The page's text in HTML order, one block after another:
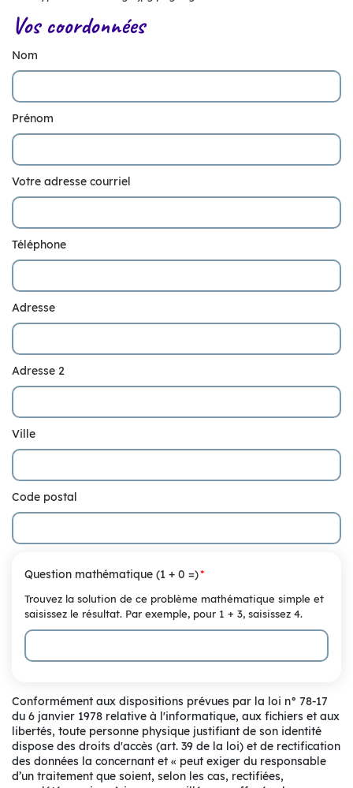
Vos coordonnées
Nom
Prénom
Votre adresse courriel
Téléphone
Adresse
Adresse 2
Ville
Code postal
Question mathématique (1 + 0 =)
Trouvez la solution de ce problème mathématique simple et
saisissez le résultat. Par exemple, pour 1 + 3, saisissez 4.
Conformément aux dispositions prévues par la loi n° 78-17
du 6 janvier 1978 relative à l'informatique, aux fichiers et aux
libertés, toute personne physique justifiant de son identité
dispose des droits d'accès (art. 39 de la loi) et de rectification
des données la concernant et « peut exiger du responsable
d’un traitement que soient, selon les cas, rectifiées,